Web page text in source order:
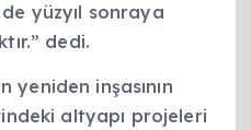
yüzyıl sonraya
dedi.
yeniden inşasının
altyapı projeleri